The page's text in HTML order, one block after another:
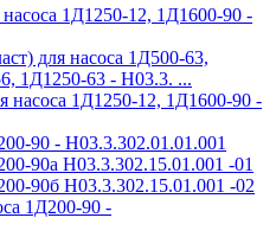
1Д1250-12, 1Д1600-90 -
для насоса 1Д500-63,
1Д1250-63 - Н03.3. ...
1Д1250-12, 1Д1600-90 -
90 - H03.3.302.01.01.001
90а H03.3.302.15.01.001 -01
90б H03.3.302.15.01.001 -02
1Д200-90 -